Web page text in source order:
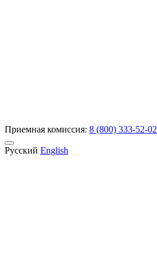
Приемная комиссия: 8 (800) 333-52-02
Русский English